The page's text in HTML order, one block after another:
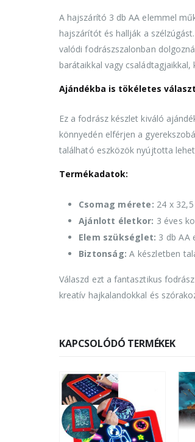
A hajszárító 3 db AA elemmel
hajszárítót és hallják a
valódi fodrászszalonban
barátaikkal vagy
Ajándékba is tökéletes
Ez a fodrász készlet kiváló
könnyedén elférjen a
található eszközök nyújtotta
Termékadatok:
Csomag mérete: 24 x
Ajánlott életkor: 3 éves
Elem szükséglet: 3 db AA
Biztonság: A készletben
Válaszd ezt a fantasztikus
kreatív hajkalandokkal és
KAPCSOLÓDÓ TERMÉKEK